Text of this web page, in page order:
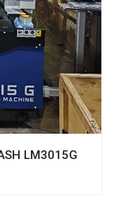
LM3015G